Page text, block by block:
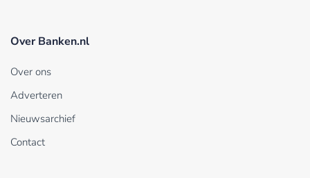
Over Banken.nl
Over ons
Adverteren
Nieuwsarchief
Contact